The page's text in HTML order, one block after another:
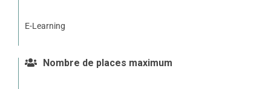
E-Learning
Nombre de places maximum